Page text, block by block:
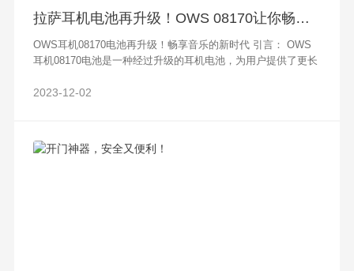
拉萨耳机电池再升级！OWS 08170让你畅享音乐！
OWS耳机08170电池再升级！畅享音乐的新时代 引言： OWS
耳机08170电池是一种经过升级的耳机电池，为用户提供了更长
点和优势，让您畅享音
2023-12-02